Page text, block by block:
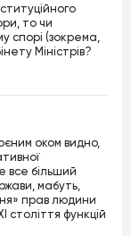
то чи
спорі (зокрема,
Міністрів?
оком видно,
все більший
мабуть,
прав людини
століття функцій